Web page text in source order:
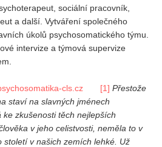
sociální pracovník,
a další. Vytváření společného
úkolů psychosomatického týmu.
intervize a týmová supervize
cls.cz [1] Přestože
staví na slavných jménech
zkušenosti těch nejlepších
v jeho celistvosti, neměla to v
století v našich zemích lehké. Už